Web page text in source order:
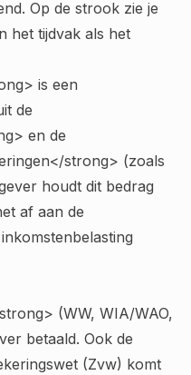
Op de strook zie je
het tijdvak als het
is een
de
en de
strong> (zoals
houdt dit bedrag
af aan de
(WW, WIA/WAO,
betaald. Ook de
(Zvw) komt